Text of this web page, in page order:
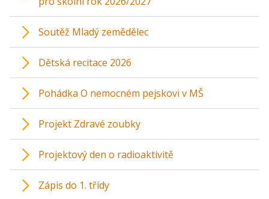
Soutěž Mladý zemědělec
Dětská recitace 2026
Pohádka O nemocném pejskovi v MŠ
Projekt Zdravé zoubky
Projektový den o radioaktivitě
Zápis do 1. třídy